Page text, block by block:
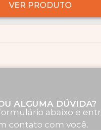
VER PRODUTO
ALGUMA DÚVIDA?
abaixo e
contato com você.